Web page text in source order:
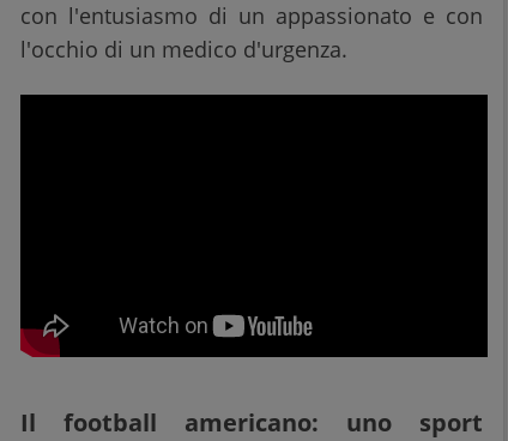
con l'entusiasmo di un appassionato e con
l'occhio di un medico d'urgenza.
Il football americano: uno sport